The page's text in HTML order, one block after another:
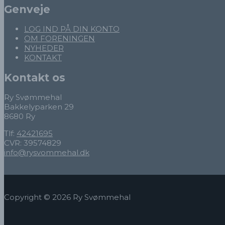
Genveje
LOG IND PÅ DIN KONTO
OM FORENINGEN
NYHEDER
KONTAKT
Kontakt os
Ry Svømmehal
Bakkelyparken 29
8680 Ry
Tlf: 42421695
CVR: 39574829
info@rysvommehal.dk
Copyright © 2026 Ry Svømmehal